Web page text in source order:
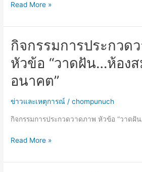
Read More »
กิจกรรมการประกวด
หัวข้อ “วาดฝัน…ห้อง
อนาคต”
ข่าวและเหตุการณ์ /chompunuch
กิจกรรมการประกวดวาดภาพ หัวข้อ “วาดฝั
กิจกรรม
การ
ประกวด
ภาพ
หัวข้อ
ฝัน…
สมุด
อนาคต”
Read More »